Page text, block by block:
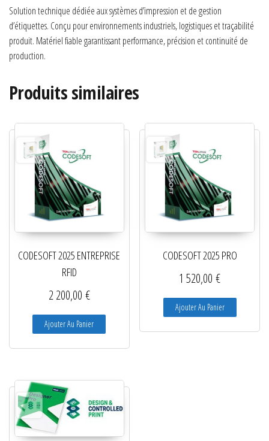
Solution technique dédiée aux systèmes d’impression et de gestion
d’étiquettes. Conçu pour environnements industriels, logistiques et traçabilité
produit. Matériel fiable garantissant performance, précision et continuité de
production.
Produits similaires
CODESOFT 2025 ENTREPRISE
RFID
2 200,00 €
Ajouter Au Panier
CODESOFT 2025 PRO
1 520,00€
Ajouter Au Panier